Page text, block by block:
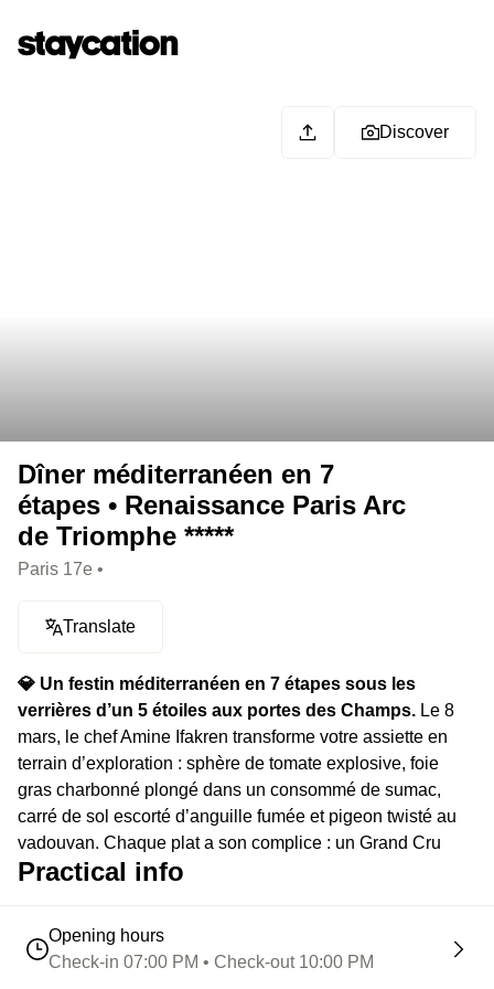
Discover
Dîner méditerranéen en 7
étapes • Renaissance Paris Arc
de Triomphe *****
Paris 17e •
Translate
💎 Un festin méditerranéen en 7 étapes sous les
verrières d’un 5 étoiles aux portes des Champs. Le 8
mars, le chef Amine Ifakren transforme votre assiette en
terrain d’exploration : sphère de tomate explosive, foie
gras charbonné plongé dans un consommé de sumac,
carré de sol escorté d’anguille fumée et pigeon twisté au
vadouvan. Chaque plat a son complice : un Grand Cru
d’exception, sélectionné pour sublimer les saveurs (en
⭐️ Le highlight :Une expérience sensorielle en sept
Practical info
Opening hours
Check-in 07:00 PM • Check-out 10:00 PM